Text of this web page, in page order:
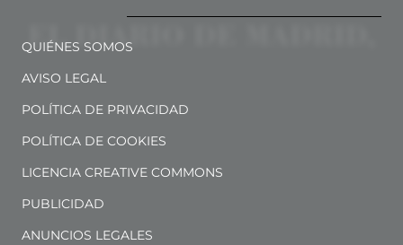
QUIÉNES SOMOS
AVISO LEGAL
POLÍTICA DE PRIVACIDAD
POLÍTICA DE COOKIES
LICENCIA CREATIVE COMMONS
PUBLICIDAD
ANUNCIOS LEGALES